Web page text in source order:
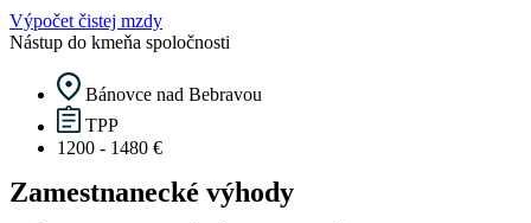
Výpočet čistej mzdy
Nástup do kmeňa spoločnosti
Bánovce nad Bebravou
TPP
1200 - 1480 €
Zamestnanecké výhody